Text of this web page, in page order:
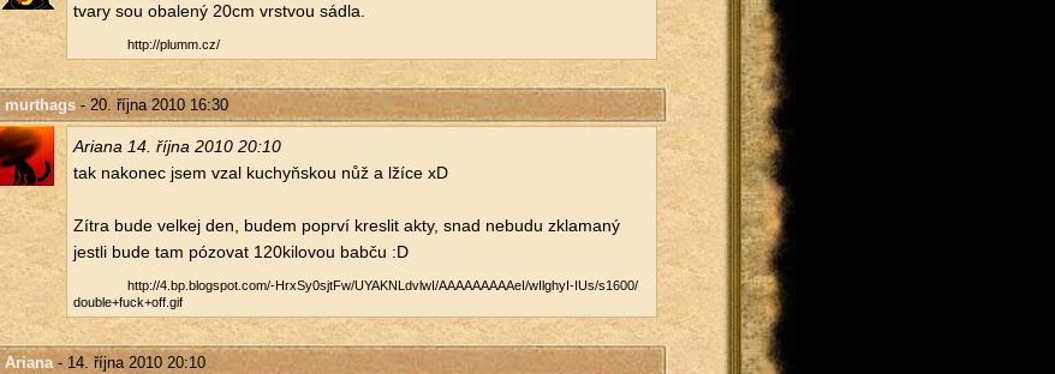
tvary sou oba­le­ný 20cm vrst­vou sádla.
http://​plumm.​cz/​
murthags- 20. října 2010 16:30
Ari­a­na 14. října 2010 20:10
tak na­ko­nec jsem vzal kuchyňskou nůž a lžíce xD
Zítra bude vel­kej den, budem po­pr­ví kres­lit akty, snad ne­bu­du zkla­ma­ný
jest­li bude tam pózovat 120­ki­lo­vou babču :D
http://​4.​bp.​blogspot.​com/​-HrxSy0sjtFw/​UYAKNLdvlwI/​AAAAAAAAAeI/​wIlghyI-IUs/​s1600/​
double+fuck+off.​gif
Ariana- 14. října 2010 20:10